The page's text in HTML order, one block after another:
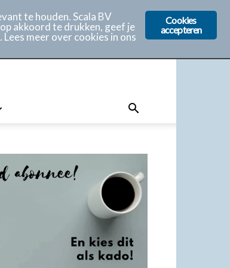
Cookies
accepteren
te houden. Scala BV
akkoord te drukken, geef je
meer over cookies in ons